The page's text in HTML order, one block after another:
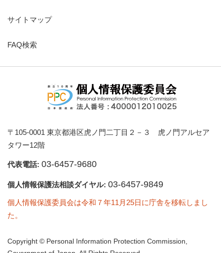
サイトマップ
FAQ検索
〒105-0001 東京都港区虎ノ門二丁目２－３ 虎ノ門アルセア
タワー12階
代表電話: 03-6457-9680
個人情報保護法相談ダイヤル: 03-6457-9849
個人情報保護委員会は令和７年11月25日に庁舎を移転しまし
た。
Copyright © Personal Information Protection Commission,